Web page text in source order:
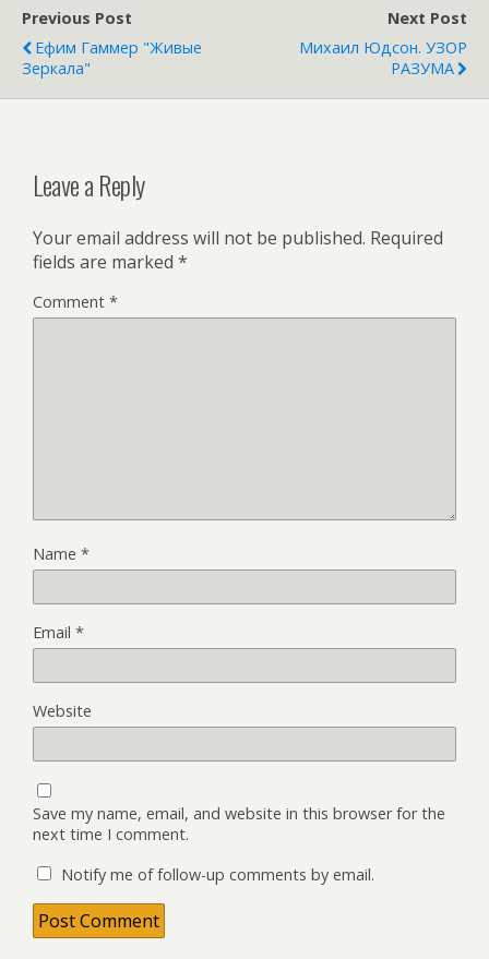
Previous Post
Ефим Гаммер "Живые
Зеркала"
Next Post
Михаил Юдсон. УЗОР
РАЗУМА
Leave a Reply
Your email address will not be published. Required
fields are marked *
Comment *
Name *
Email *
Website
Save my name, email, and website in this browser for the
next time I comment.
Notify me of follow-up comments by email.